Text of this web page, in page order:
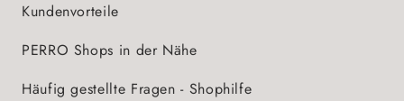
Kundenvorteile
PERRO Shops in der Nähe
Häufig gestellte Fragen - Shophilfe